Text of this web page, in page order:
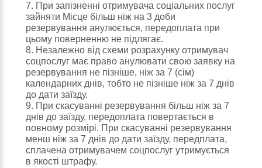
7. При запізненні отримувача соціальних послуг
зайняти Місце більш ніж на 3 доби
резервування анулюється, передоплата при
цьому поверненню не підлягає.
8. Незалежно від схеми розрахунку отримувач
соцпослуг має право анулювати свою заявку на
резервування не пізніше, ніж за 7 (сім)
календарних днів, тобто не пізніше ніж за 7 днів
до дати заїзду.
9. При скасуванні резервування більш ніж за 7
днів до заїзду, передоплата повертається в
повному розмірі. При скасуванні резервування
менш ніж за 7 днів до дати заїзду, передплата,
сплачена отримувачем соцпослуг утримується
в якості штрафу.